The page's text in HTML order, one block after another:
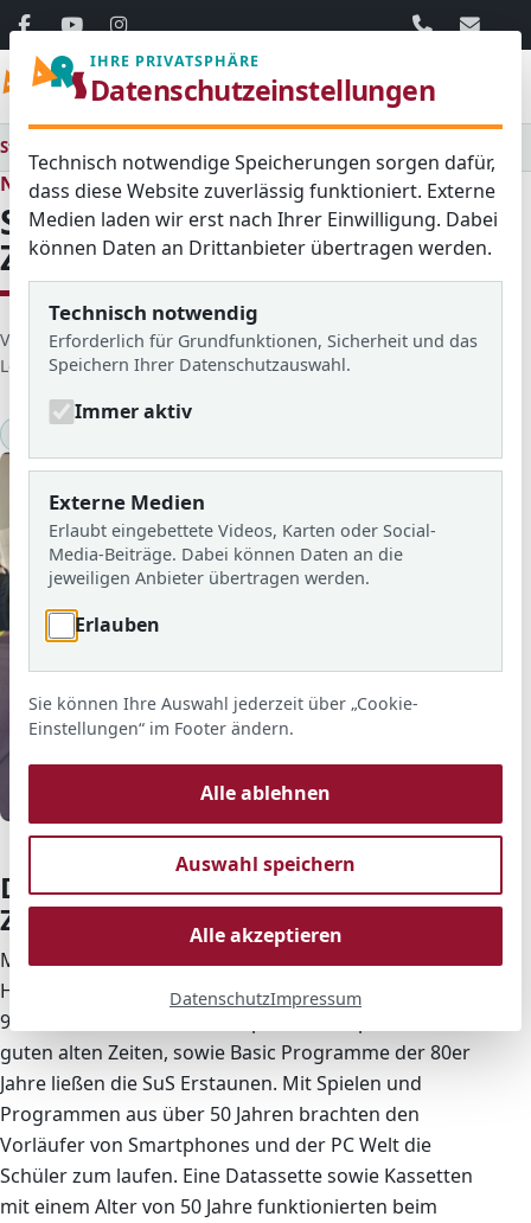
06103 / 30
Startseite
Neues aus dem Schulleben
Schüler unternehmen eine
Zeitreise in die 80er Jahre
D
e
a
i
Veröffentlicht von: Maria-CarlottaErstellt am: 04. März 2026
Letzte Aktualisierung: 20. März 2026Zugriffe: 896
Schüler vor einem 80er Videospiel
Die WPU AG Werken unternimmt
Zeitreise in die 80er Jahre.
Mit einem Commodore 64, dem meistverkauften
Homecomputer der Welt, beschäftigte sich die WPU
9/10 in der letzten Stunde. Spannende Spiele aus der
guten alten Zeiten, sowie Basic Programme der 80er
Jahre ließen die SuS Erstaunen. Mit Spielen und
Programmen aus über 50 Jahren brachten den
Vorläufer von Smartphones und der PC Welt die
Schüler zum laufen. Eine Datassette sowie Kassetten
mit einem Alter von 50 Jahre funktionierten beim
IHRE PRIVATSPHÄRE
Datenschutzeinstellungen
Technisch notwendige Speicherungen sorgen dafür,
dass diese Website zuverlässig funktioniert. Externe
Medien laden wir erst nach Ihrer Einwilligung. Dabei
können Daten an Drittanbieter übertragen werden.
Technisch notwendig
Erforderlich für Grundfunktionen, Sicherheit und das
Speichern Ihrer Datenschutzauswahl.
Immer aktiv
Externe Medien
Erlaubt eingebettete Videos, Karten oder Social-
Media-Beiträge. Dabei können Daten an die
jeweiligen Anbieter übertragen werden.
Erlauben
Sie können Ihre Auswahl jederzeit über „Cookie-
Einstellungen“ im Footer ändern.
Alle ablehnen
Auswahl speichern
Alle akzeptieren
DatenschutzImpressum